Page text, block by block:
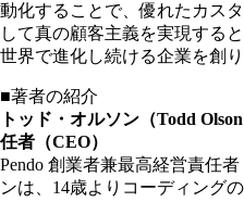
動化することで、優れたカス
して真の顧客主義を実現する
世界で進化し続ける企業を創り
■著者の紹介
トッド・オルソン（Todd
任者（CEO）
Pendo 創業者兼最高経営責任
ンは、14歳よりコーディング